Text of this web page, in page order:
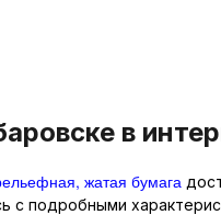
в
жатая бумага
подробными